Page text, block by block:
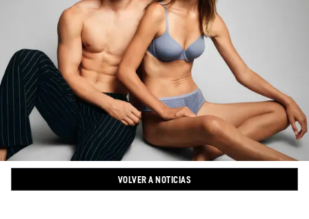
VOLVER A NOTICIAS